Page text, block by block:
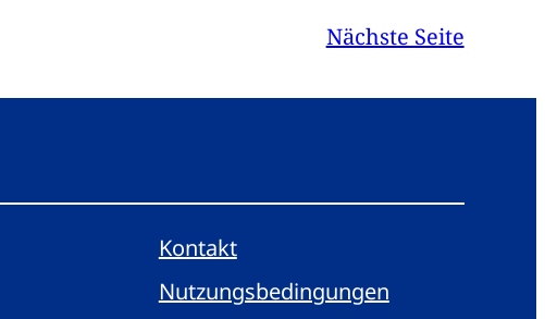
Nächste Seite
Kontakt
Nutzungsbedingungen